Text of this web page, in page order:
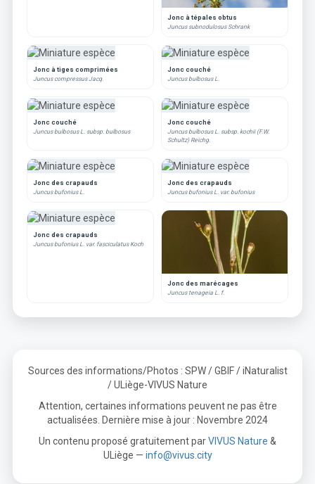
Jonc à tépales obtus
Juncus subnodulosus Schrank
Jonc à tiges comprimées
Juncus compressus Jacq.
Jonc couché
Juncus bulbosus L.
Jonc couché
Juncus bulbosus L. subsp. bulbosus
Jonc couché
Juncus bulbosus L. subsp. kochii (F.W.
Schultz) Reichg.
Jonc des crapauds
Juncus bufonius L.
Jonc des crapauds
Juncus bufonius L. var. bufonius
Jonc des crapauds
Juncus bufonius L. var. fasciculatus Koch
Jonc des marécages
Juncus tenageia L. f.
Sources des informations/Photos : SPW / GBIF / iNaturalist
/ ULiège-VIVUS Nature
Attention, certaines informations peuvent ne pas être
actualisées. Dernière mise à jour : Novembre 2024
Un contenu proposé gratuitement parVIVUS Nature &
ULiège — info@vivus.city